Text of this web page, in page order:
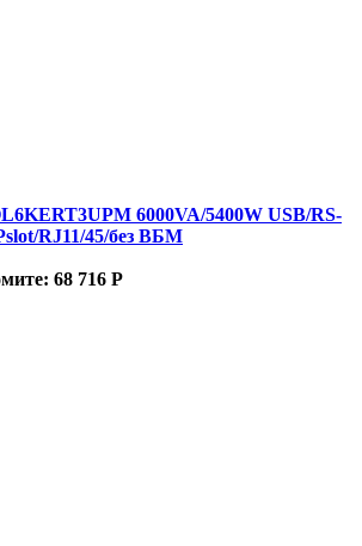
6000VA/5400W USB/RS-
RJ11/45/без ВБМ
68 716 Р